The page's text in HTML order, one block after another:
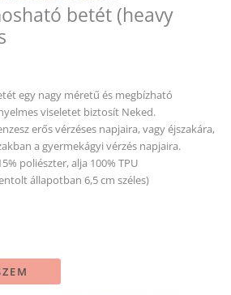
betét (heavy
egy nagy méretű és megbízható
viseletet biztosít Neked.
erős vérzéses napjaira, vagy éjszakára,
a gyermekágyi vérzés napjaira.
poliészter, alja 100% TPU
állapotban 6,5 cm széles)